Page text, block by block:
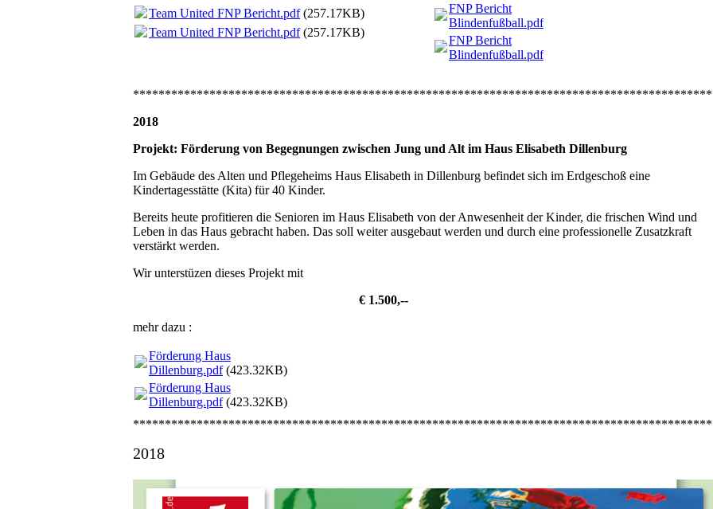
Team United FNP Bericht.pdf(257.17KB)
Team United FNP Bericht.pdf(257.17KB)
FNP Bericht
Blindenfußball.pdf
FNP Bericht
Blindenfußball.pdf
2018
Projekt: Förderung von Begegnungen zwischen Jung und Alt im Haus Elisabeth Dillenburg
Im Gebäude des Alten und Pflegeheims Haus Elisabeth in Dillenburg befindet sich im Erdgeschoß eine
Kindertagesstätte (Kita) für 40 Kinder.
Bereits heute profitieren die Senioren im Haus Elisabeth von der Anwesenheit der Kinder, die frischen Wind und
Leben in das Haus gebracht haben. Das soll weiter ausgebaut werden und durch eine professionelle Zusatzkraft
verstärkt werden.
Wir unterstüzen dieses Projekt mit
€ 1.500,--
mehr dazu :
Förderung Haus
Dillenburg.pdf(423.32KB)
Förderung Haus
Dillenburg.pdf(423.32KB)
2018